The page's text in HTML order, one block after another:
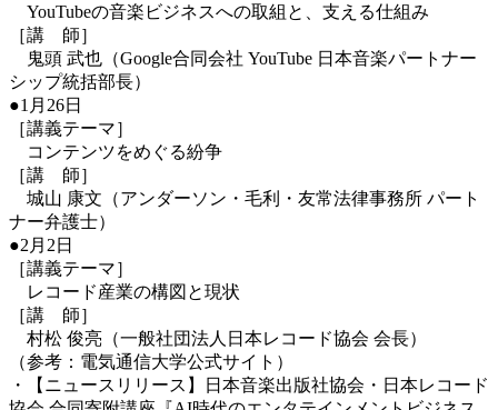
YouTubeの音楽ビジネスへの取組と、支える仕組み
［講 師］
鬼頭 武也（Google合同会社 YouTube 日本音楽パートナー
シップ統括部長）
●1月26日
［講義テーマ］
コンテンツをめぐる紛争
［講 師］
城山 康文（アンダーソン・毛利・友常法律事務所 パート
ナー弁護士）
●2月2日
［講義テーマ］
レコード産業の構図と現状
［講 師］
村松 俊亮（一般社団法人日本レコード協会 会長）
（参考：電気通信大学公式サイト）
・【ニュースリリース】日本音楽出版社協会・日本レコード